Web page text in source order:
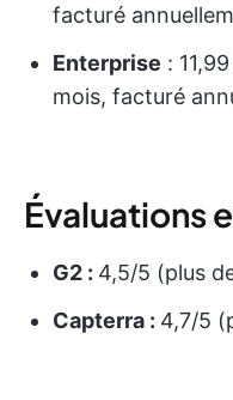
facturé
Enterprise :
mois, facturé
Évaluations
G2 : 4,5/5 (plus
Capterra : 4,7/5